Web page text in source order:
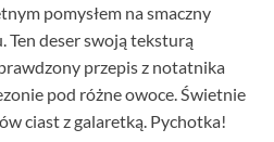
pomysłem na smaczny
Ten deser swoją teksturą
przepis z notatnika
pod różne owoce. Świetnie
ciast z galaretką. Pychotka!